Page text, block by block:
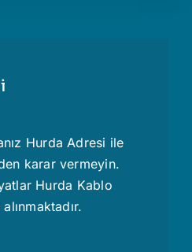
Hurda Adresi ile
karar vermeyin.
Hurda Kablo